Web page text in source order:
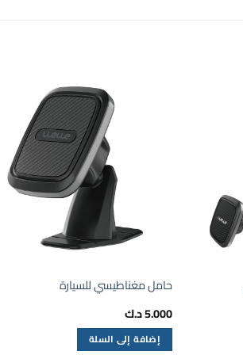
حامل مغناطيسي للسيارة
5.000د.ك
إضافة إلى السلة